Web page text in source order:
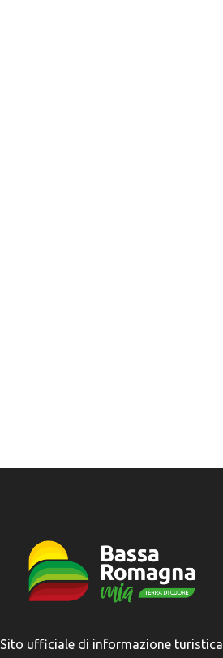
Sito ufficiale di informazione turistica